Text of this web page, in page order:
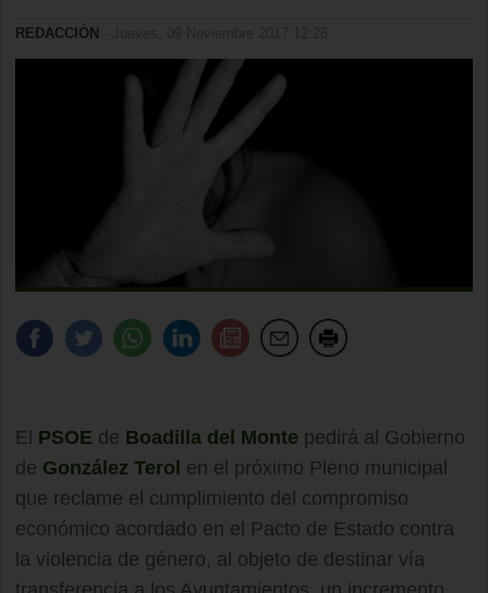
REDACCIÓN
El PSOE de Boadilla del Monte pedirá al Gobierno
de González Terol en el próximo Pleno municipal
que reclame el cumplimiento del compromiso
económico acordado en el Pacto de Estado contra
la violencia de género, al objeto de destinar vía